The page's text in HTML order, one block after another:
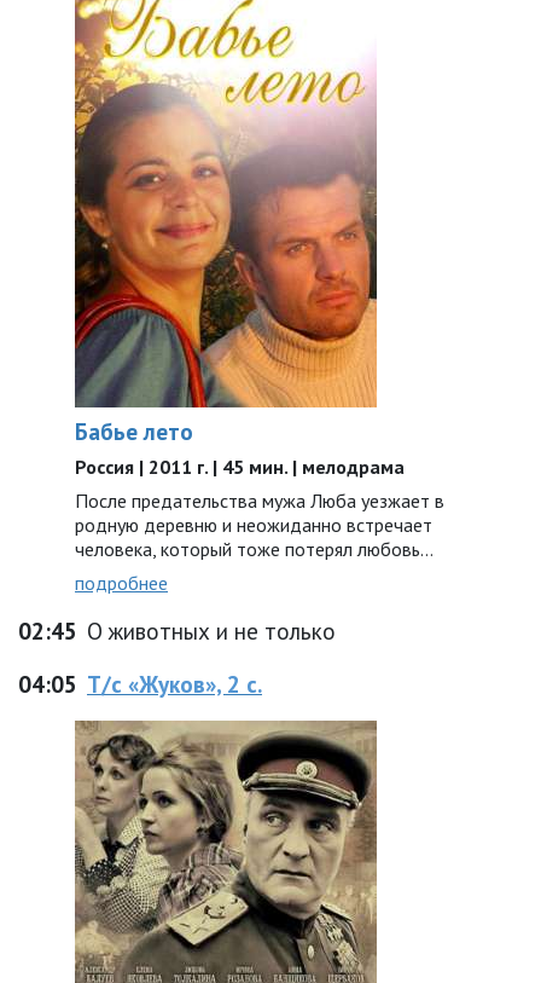
Бабье лето
Россия | 2011 г. | 45 мин. | мелодрама
После предательства мужа Люба уезжает в
родную деревню и неожиданно встречает
человека, который тоже потерял любовь…
подробнее
02:45 О животных и не только
04:05 Т/с «Жуков», 2 с.